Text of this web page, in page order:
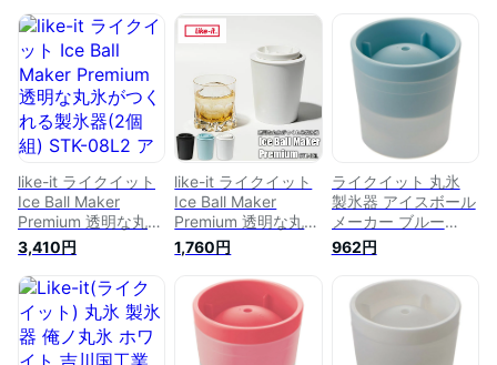
like-it ライクイット
Ice Ball Maker
Premium 透明な丸氷
がつくれる製氷器(2
個組) STK-08L2 ア
イスボールメーカー
丸形製氷器 ボール氷
透明氷 柔らか素材
3,410円
like-it ライクイット
Ice Ball Maker
Premium 透明な丸氷
がつくれる製氷器
STK-08L アイスボー
ルメーカー 丸形製氷
器 ボール氷 透明氷
柔らか素材
1,760円
ライクイット 丸氷
製氷器 アイスボール
メーカー ブルー
STK-06L【大きい丸
氷が作れる製氷器 ロ
ックアイスにぴった
りの直径6cm 俺の丸
氷 IceBall LikeIt
Like-It 吉川国工業】
962円